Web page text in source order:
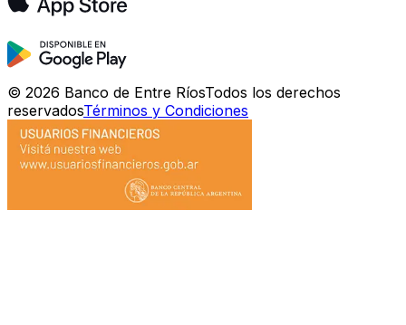
© 2026 Banco de Entre RíosTodos los derechos
reservadosTérminos y Condiciones